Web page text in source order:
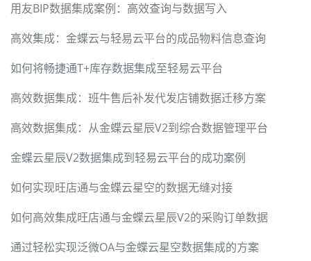
用友BIP数据集成案例：高效查询与数据写入
高效集成：金蝶云与轻易云平台的成品物料信息查询
如何将畅捷通T+库存数据集成至轻易云平台
高效数据集成：班牛售后补发代发店铺数据迁移方案
高效数据集成：从金蝶云星辰V2到综合数据管理平台
金蝶云星辰V2数据集成到轻易云平台的成功案例
如何实现旺店通与金蝶云星空的数据无缝对接
如何高效集成旺店通与金蝶云星辰V2的采购订单数据
通过轻松实现泛微OA与金蝶云星空数据集成的方案